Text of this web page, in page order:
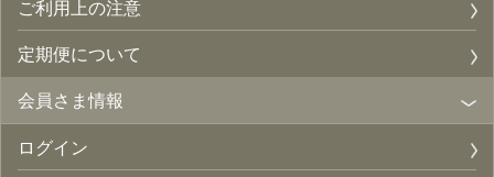
ご利用上の注意
定期便について
会員さま情報
ログイン